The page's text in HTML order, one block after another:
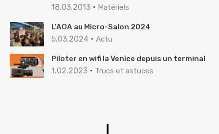
18.03.2013 Matériels
L’AOA au Micro-Salon 2024
5.03.2024 Actu
Piloter en wifi la Venice depuis un terminal
1.02.2023 Trucs et astuces